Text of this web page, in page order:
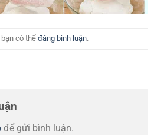
có thể đăng bình luận.
để gửi bình luận.